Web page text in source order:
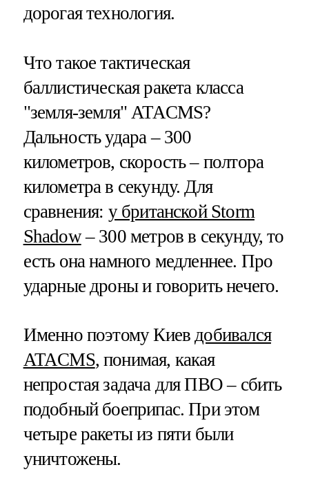
дорогая технология.
Что такое тактическая
баллистическая ракета класса
"земля-земля" ATACMS?
Дальность удара – 300
километров, скорость – полтора
километра в секунду. Для
сравнения: у британской Storm
Shadow– 300 метров в секунду, то
есть она намного медленнее. Про
ударные дроны и говорить нечего.
Именно поэтому Киев добивался
ATACMS, понимая, какая
непростая задача для ПВО – сбить
подобный боеприпас. При этом
четыре ракеты из пяти были
уничтожены.